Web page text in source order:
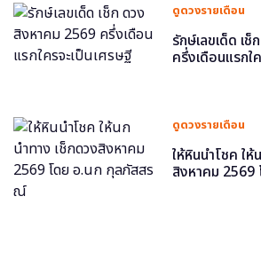
ดูดวงรายเดือน
รักษ์เลขเด็ด เ
ครึ่งเดือนแรกใ
ดูดวงรายเดือน
ให้หินนำโชค ให้
สิงหาคม